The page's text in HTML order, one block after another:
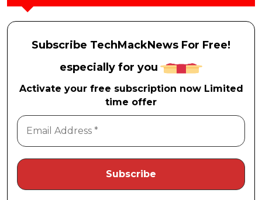
Subscribe TechMackNews For Free!
especially for you
Activate your free subscription now Limited
time offer